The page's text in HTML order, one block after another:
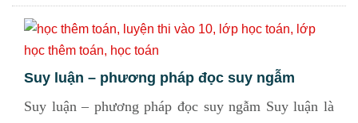
Suy luận – phương pháp đọc suy ngẫm
Suy luận – phương pháp đọc suy ngẫm Suy luận là